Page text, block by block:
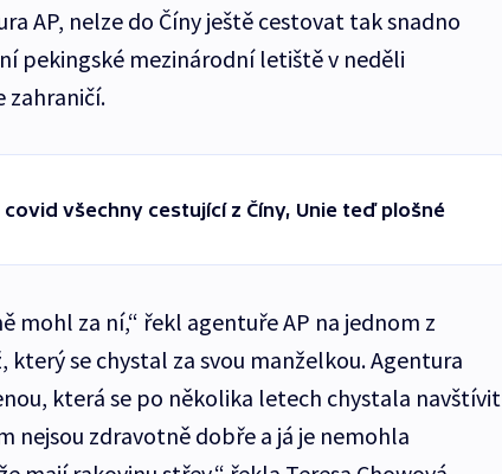
AP, nelze do Číny ještě cestovat tak snadno
pekingské mezinárodní letiště v neděli
zahraničí.
všechny cestující z Číny, Unie teď plošné
mohl za ní,“ řekl agentuře AP na jednom z
který se chystal za svou manželkou. Agentura
která se po několika letech chystala navštívit
nejsou zdravotně dobře a já je nemohla